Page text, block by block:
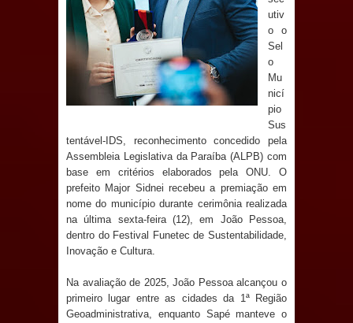
Anjos
O verdadeiro oxigênio do Estado
Democrático de Direito – Bacharela
aborda de maneira inédita no mundo
jurídico brasileiro, temas polêmicos;
Confira!
Prefeitura de Sapé promove
campanha Julho Neon com ações de
Caldas Brandão: gestão municipal
utiv
o o
Sel
o
Mu
nicí
pio
Sus
tentável-IDS, reconhecimento concedido pela
Assembleia Legislativa da Paraíba (ALPB) com
base em critérios elaborados pela ONU. O
prefeito Major Sidnei recebeu a premiação em
nome do município durante cerimônia realizada
na última sexta-feira (12), em João Pessoa,
dentro do Festival Funetec de Sustentabilidade,
Inovação e Cultura.
Na avaliação de 2025, João Pessoa alcançou o
primeiro lugar entre as cidades da 1ª Região
Geoadministrativa, enquanto Sapé manteve o